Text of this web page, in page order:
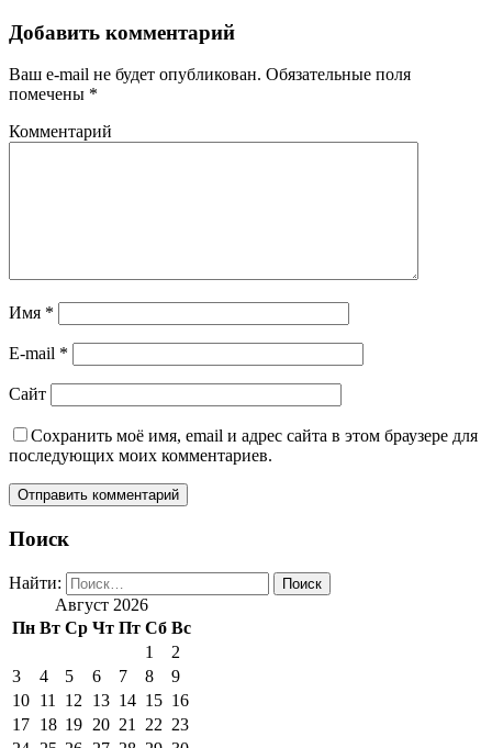
Добавить комментарий
Ваш e-mail не будет опубликован. Обязательные поля
помечены *
Комментарий
Имя *
E-mail *
Сайт
Сохранить моё имя, email и адрес сайта в этом браузере для
последующих моих комментариев.
Поиск
Найти:
Август 2026
Пн Вт Ср Чт Пт Сб Вс
1
2
3
4 5 6 7 8
9
10 11 12 13 14 15 16
17 18 19 20 21 22 23